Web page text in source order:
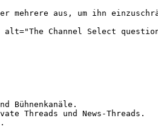
mehrere aus, um ihn
alt="The Channel Select
Bühnenkanäle.
Threads und News-Threads.